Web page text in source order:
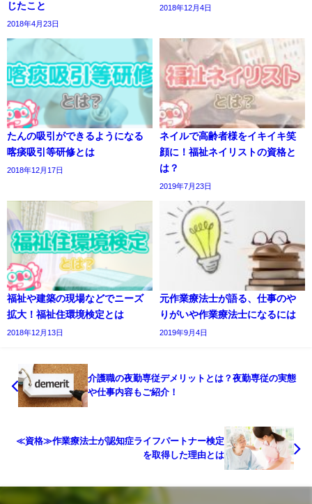
じたこと
2018年4月23日
2018年12月4日
たんの吸引ができるようになる
喀痰吸引等研修とは
2018年12月17日
ネイルで高齢者様をイキイキ笑
顔に！福祉ネイリストの資格と
は？
2019年7月23日
福祉や建築の現場などでニーズ
拡大！福祉住環境検定とは
2018年12月13日
元作業療法士が語る、仕事のや
りがいや作業療法士になるには
2019年9月4日
介護職の夜勤専従デメリットとは？夜勤専従の実態
や仕事内容もご紹介！
≪資格≫作業療法士が認知症ライフパートナー検定
を取得した理由とは